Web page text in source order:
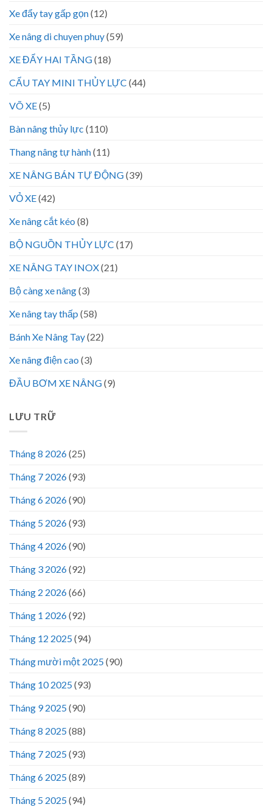
Xe đẩy tay gấp gọn(12)
Xe nâng di chuyen phuy(59)
XE ĐẨY HAI TẦNG(18)
CẨU TAY MINI THỦY LỰC (44)
VÕ XE(5)
Bàn nâng thủy lực (110)
Thang nâng tự hành(11)
XE NÂNG BÁN TỰ ĐỘNG(39)
VỎ XE(42)
Xe nâng cắt kéo (8)
BỘ NGUỒN THỦY LỰC (17)
XE NÂNG TAY INOX(21)
Bộ càng xe nâng(3)
Xe nâng tay thấp (58)
Bánh Xe Nâng Tay(22)
Xe nâng điện cao (3)
ĐẦU BƠM XE NÂNG(9)
LƯU TRỮ
Tháng 8 2026(25)
Tháng 7 2026(93)
Tháng 6 2026(90)
Tháng 5 2026(93)
Tháng 4 2026(90)
Tháng 3 2026(92)
Tháng 2 2026(66)
Tháng 1 2026(92)
Tháng 12 2025(94)
Tháng mười một 2025(90)
Tháng 10 2025(93)
Tháng 9 2025(90)
Tháng 8 2025(88)
Tháng 7 2025(93)
Tháng 6 2025(89)
Tháng 5 2025(94)